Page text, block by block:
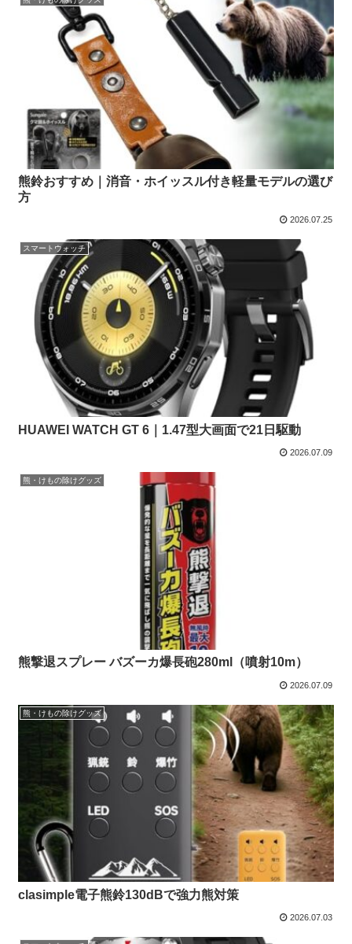
熊鈴おすすめ｜消音・ホイッスル付き軽量モデルの選び
方
2026.07.25
スマートウォッチ
HUAWEI WATCH GT 6｜1.47型大画面で21日駆動
2026.07.09
熊・けもの除けグッズ
熊撃退スプレー バズーカ爆長砲280ml（噴射10m）
2026.07.09
熊・けもの除けグッズ
clasimple電子熊鈴130dBで強力熊対策
2026.07.03